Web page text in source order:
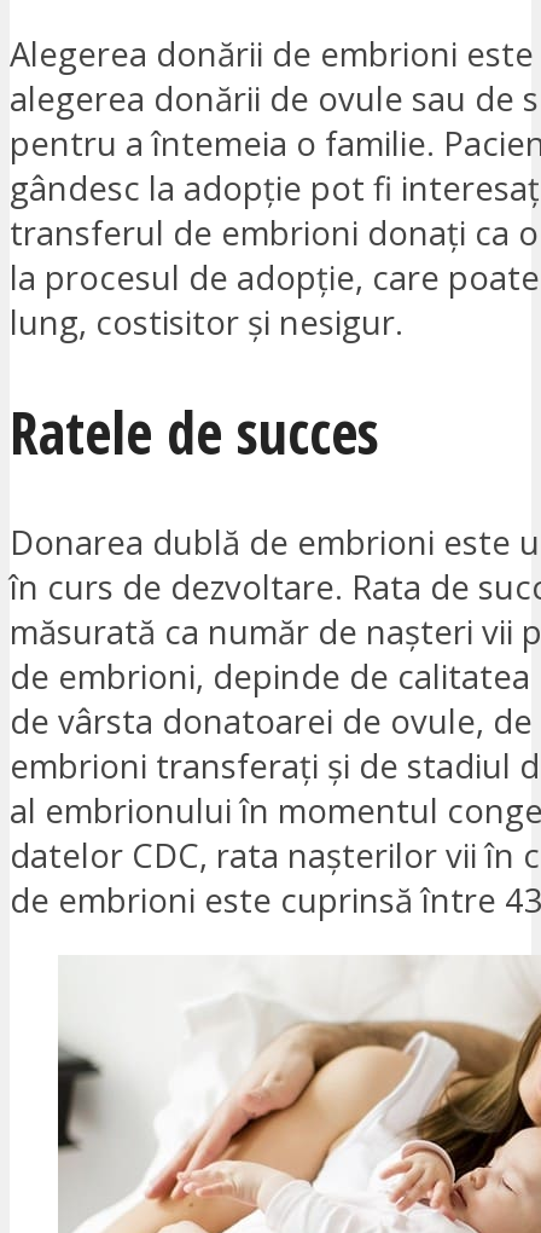
Alegerea donării de embrioni
alegerea donării de ovule sau de
pentru a întemeia o familie.
gândesc la adopție pot fi
transferul de embrioni donați ca
la procesul de adopție, care
lung, costisitor și nesigur.
Ratele de succes
Donarea dublă de embrioni este
în curs de dezvoltare. Rata de
măsurată ca număr de nașteri vii
de embrioni, depinde de
de vârsta donatoarei de ovule,
embrioni transferați și de stadiul
al embrionului în momentul
datelor CDC, rata nașterilor vii în
de embrioni este cuprinsă între